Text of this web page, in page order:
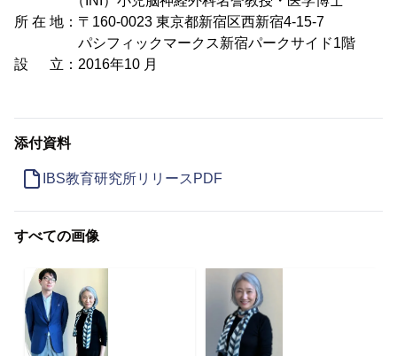
所 在 地：〒160-0023 東京都新宿区西新宿4-15-7
パシフィックマークス新宿パークサイド1階
設 立：2016年10 月
添付資料
IBS教育研究所リリースPDF
すべての画像